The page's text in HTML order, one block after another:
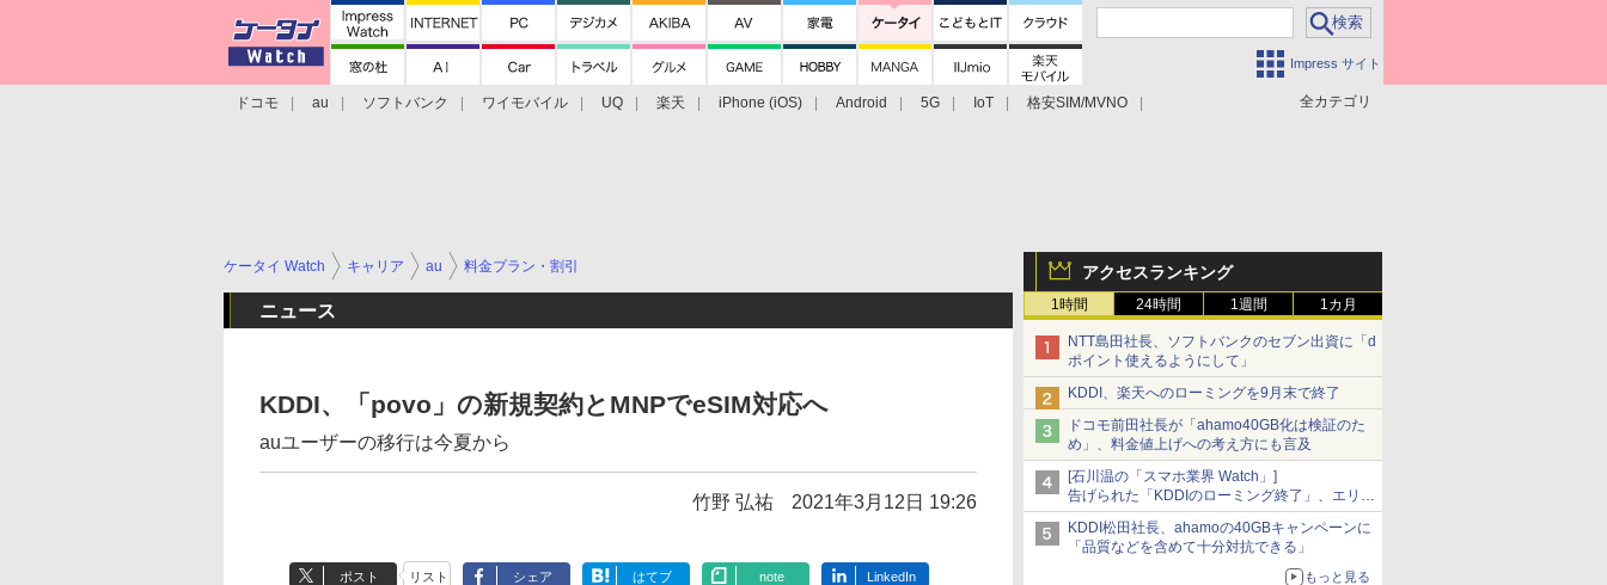
Impress サイト
全カテゴリ
ドコモ au ソフトバンク ワイモバイル UQ 楽天 iPhone (iOS) Android 5G IoT
格安SIM/MVNO
アクセスランキング
1時間 24時間 1週間 1カ月
NTT島田社長、ソフトバンクのセブン出資に「d
ポイント使えるようにして」
KDDI、楽天へのローミングを9月末で終了
ドコモ前田社長が「ahamo40GB化は検証のた
め」、料金値上げへの考え方にも言及
[石川温の「スマホ業界 Watch」]
告げられた「KDDIのローミング終了」、エリア
マップの落とし穴と楽天モバイルの課題
KDDI松田社長、ahamoの40GBキャンペーンに
「品質などを含めて十分対抗できる」
もっと見る
ケータイ Watch キャリア au 料金プラン・割引
ニュース
KDDI、「povo」の新規契約とMNPでeSIM対応へ
auユーザーの移行は今夏から
竹野 弘祐 2021年3月12日 19:26
ポスト リスト シェア はてブ note LinkedIn